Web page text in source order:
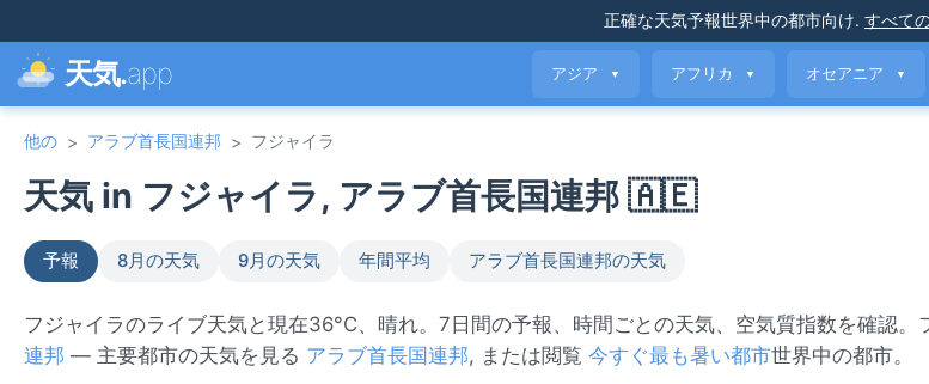
正確な天気予報世界中の都市向け. すべて
天気.app アジア ▼ アフリカ ▼ オセアニア ▼
他の > アラブ首長国連邦 > フジャイラ
天気 in フジャイラ, アラブ首長国連邦 🇦🇪
予報 8月の天気 9月の天気 年間平均 アラブ首長国連邦の天気
フジャイラのライブ天気と現在36°C、晴れ。7日間の予報、時間ごとの天気、空気質指数を確認。
連邦 — 主要都市の天気を見る アラブ首長国連邦, または閲覧 今すぐ最も暑い都市世界中の都市。